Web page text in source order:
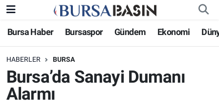
Bursa Haber Bursaspor Gündem Ekonomi
HABERLER BURSA
Bursa’da Sanayi Dumanı
Alarmı
Bursa Haber
Genel
Bursa Nöbetçi Eczaneler
Bursa Hava Durumu